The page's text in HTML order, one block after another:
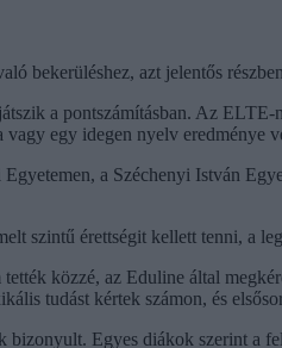
bekerüléshez, azt jelentős
a pontszámításban. Az
egy idegen nyelv eredménye
a Széchenyi István
szintű érettségit kellett tenni, a
közzé, az Eduline által
tudást kértek számon, és
bizonyult. Egyes diákok szerint a